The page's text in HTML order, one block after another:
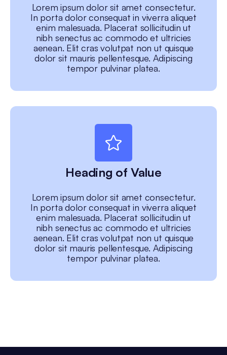
Lorem ipsum dolor sit amet consectetur.
In porta dolor consequat in viverra aliquet
enim malesuada. Placerat sollicitudin ut
nibh senectus ac commodo et ultricies
aenean. Elit cras volutpat non ut quisque
dolor sit mauris pellentesque. Adipiscing
tempor pulvinar platea.
Heading of Value
Lorem ipsum dolor sit amet consectetur.
In porta dolor consequat in viverra aliquet
enim malesuada. Placerat sollicitudin ut
nibh senectus ac commodo et ultricies
aenean. Elit cras volutpat non ut quisque
dolor sit mauris pellentesque. Adipiscing
tempor pulvinar platea.